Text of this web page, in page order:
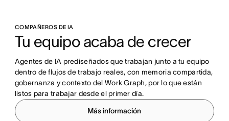
COMPAÑEROS DE IA
Tu equipo acaba de crecer
Agentes de IA prediseñados que trabajan junto a tu equipo
dentro de flujos de trabajo reales, con memoria compartida,
gobernanza y contexto del Work Graph, por lo que están
listos para trabajar desde el primer día.
Más información